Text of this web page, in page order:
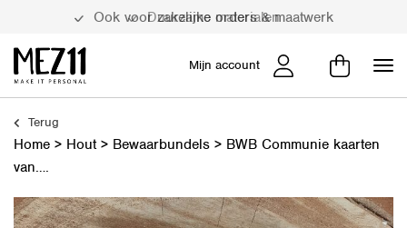
Duurzame materialen
Mijn account
Terug
Home > Hout> Bewaarbundels > BWB Communie kaarten
van….